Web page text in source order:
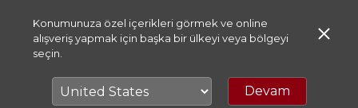
Konumunuza özel içerikleri görmek ve online
alışveriş yapmak için başka bir ülkeyi veya bölgeyi
seçin.
Devam